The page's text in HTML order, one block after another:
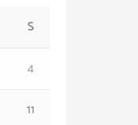
S
4
11